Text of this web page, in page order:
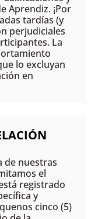
Aprendiz. ¡Por
tardías (y
perjudiciales
La
lo excluyan
en
de nuestras
el
registrado
y
cinco (5)